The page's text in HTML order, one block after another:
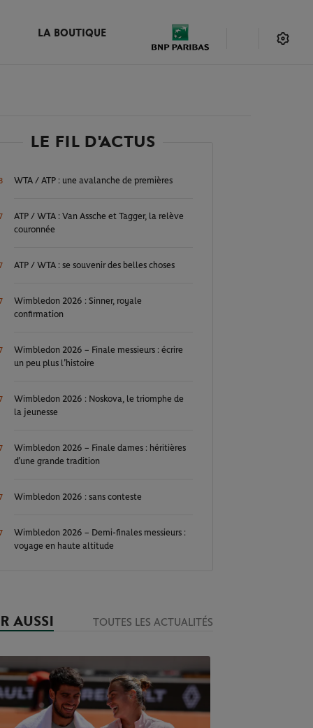
LA BOUTIQUE
LE FIL D'ACTUS
WTA / ATP : une avalanche de premières
ATP / WTA : Van Assche et Tagger, la relève
couronnée
ATP / WTA : se souvenir des belles choses
Wimbledon 2026 : Sinner, royale
confirmation
Wimbledon 2026 – Finale messieurs : écrire
un peu plus l’histoire
Wimbledon 2026 : Noskova, le triomphe de
la jeunesse
Wimbledon 2026 – Finale dames : héritières
d’une grande tradition
Wimbledon 2026 : sans conteste
Wimbledon 2026 – Demi-finales messieurs :
voyage en haute altitude
AUSSI TOUTES LES ACTUALITÉS